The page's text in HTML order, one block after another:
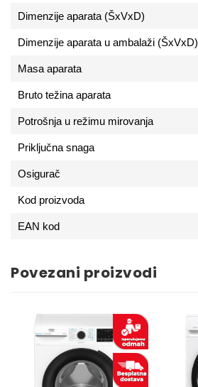
Dimenzije aparata (ŠxVxD)
Dimenzije aparata u ambalaži (ŠxVxD)
Masa aparata
Bruto težina aparata
Potrošnja u režimu mirovanja
Priključna snaga
Osigurač
Kod proizvoda
EAN kod
Povezani proizvodi